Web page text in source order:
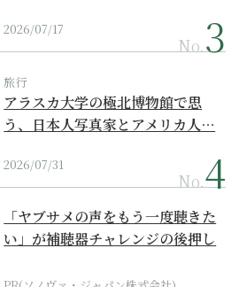
2026/07/17
No.
旅行
アラスカ大学の極北博物館で思
う、日本人写真家とアメリカ人…
2026/07/31
No.
「ヤブサメの声をもう一度聴きた
い」が補聴器チャレンジの後押し